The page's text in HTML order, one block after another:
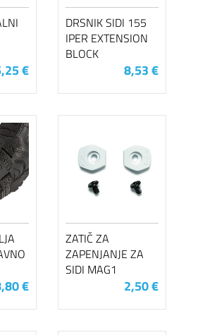
€
DRSNIK SIDI 155
IPER EXTENSION
BLOCK
8,53 €
€
ZATIČ ZA
ZAPENJANJE ZA
SIDI MAG1
2,50 €